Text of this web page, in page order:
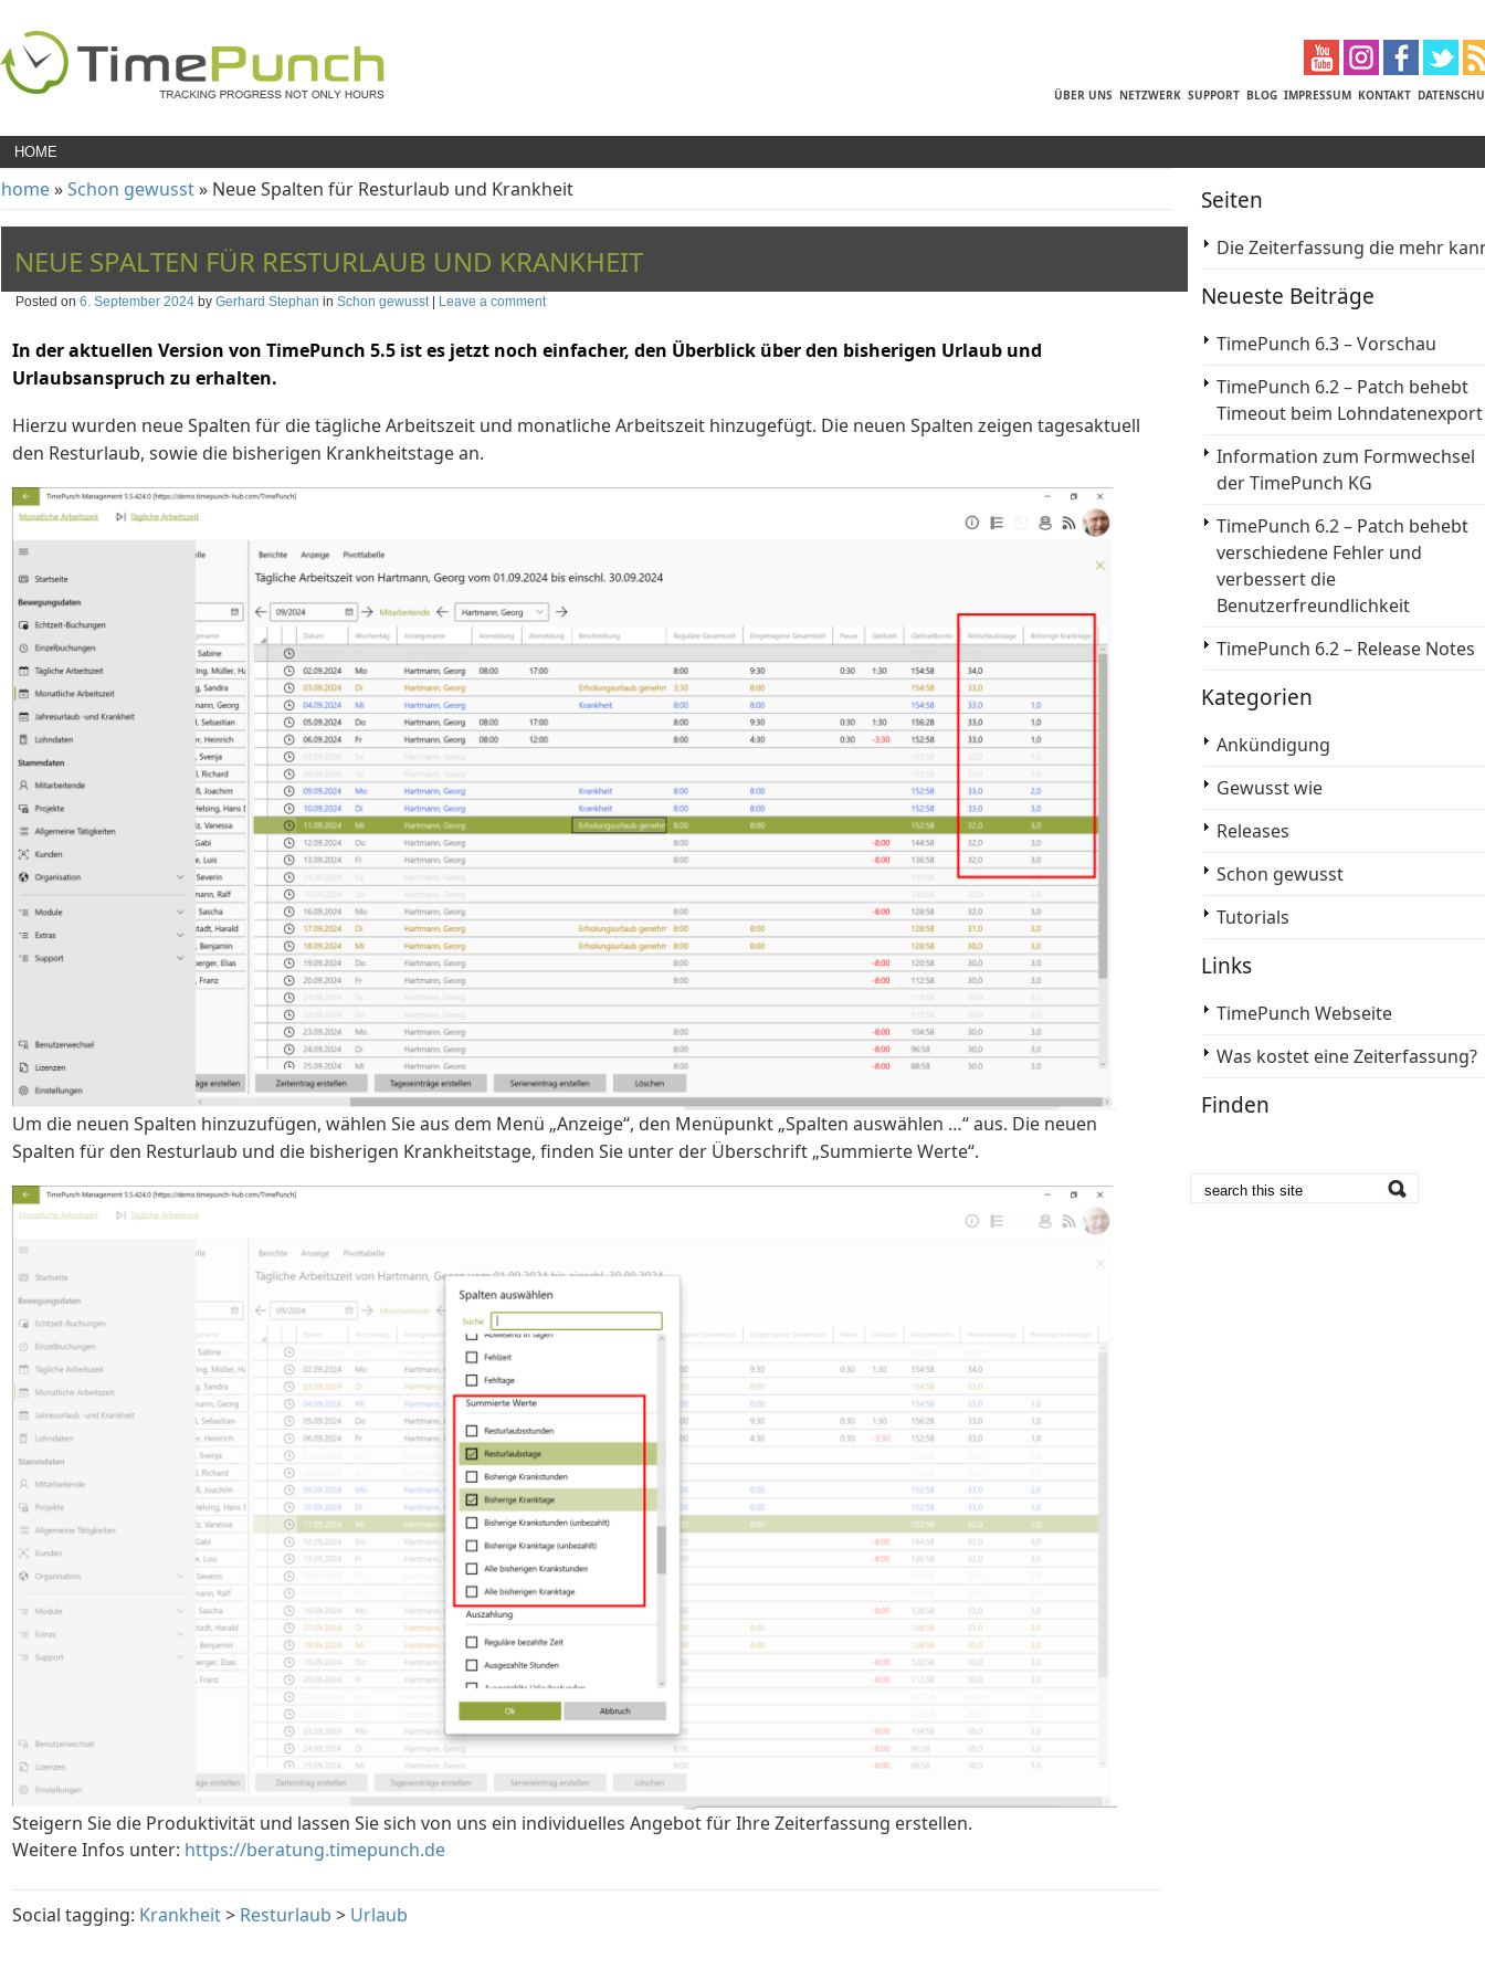
KONTAKT
IMPRESSUM
BLOG
SUPPORT
NETZWERK
ÜBER UNS
HOME
home»Schon gewusst» Neue Spalten für Resturlaub und Krankheit
NEUE SPALTEN FÜR RESTURLAUB UND KRANKHEIT
Posted on 6. September 2024 by Gerhard Stephan in Schon gewusst| Leave a comment
In der aktuellen Version von TimePunch 5.5 ist es jetzt noch einfacher, den Überblick über den bisherigen Urlaub und
Urlaubsanspruch zu erhalten.
Hierzu wurden neue Spalten für die tägliche Arbeitszeit und monatliche Arbeitszeit hinzugefügt. Die neuen Spalten zeigen tagesaktuell
den Resturlaub, sowie die bisherigen Krankheitstage an.
Um die neuen Spalten hinzuzufügen, wählen Sie aus dem Menü „Anzeige“, den Menüpunkt „Spalten auswählen …“ aus. Die neuen
Spalten für den Resturlaub und die bisherigen Krankheitstage, finden Sie unter der Überschrift „Summierte Werte“.
Steigern Sie die Produktivität und lassen Sie sich von uns ein individuelles Angebot für Ihre Zeiterfassung erstellen.
Weitere Infos unter: https://beratung.timepunch.de
Social tagging: Krankheit> Resturlaub > Urlaub
Seiten
Die Zeiterfassung die mehr
Neueste Beiträge
TimePunch 6.3 – Vorschau
TimePunch 6.2 – Patch behebt
Timeout beim Lohndatenexport
Information zum Formwechsel
der TimePunch KG
TimePunch 6.2 – Patch behebt
verschiedene Fehler und
verbessert die
Benutzerfreundlichkeit
TimePunch 6.2 – Release Notes
Kategorien
Ankündigung
Gewusst wie
Releases
Schon gewusst
Tutorials
Links
TimePunch Webseite
Was kostet eine Zeiterfassung?
Finden